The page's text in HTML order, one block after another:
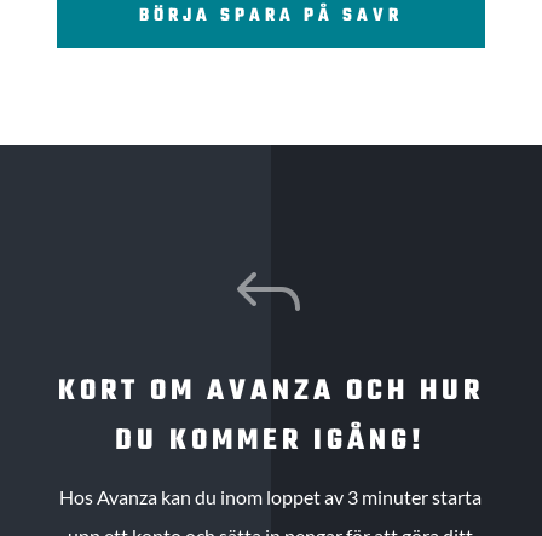
BÖRJA SPARA PÅ SAVR
J
KORT OM AVANZA OCH HUR
DU KOMMER IGÅNG!
Hos Avanza kan du inom loppet av 3 minuter starta